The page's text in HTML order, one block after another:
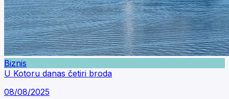
Biznis
U Kotoru danas četiri broda
08/08/2025